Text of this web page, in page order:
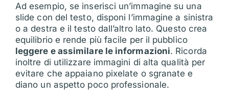
Ad esempio, se inserisci un’immagine su una
slide con del testo, disponi l’immagine a sinistra
o a destra e il testo dall’altro lato. Questo crea
equilibrio e rende più facile per il pubblico
leggere e assimilare le informazioni. Ricorda
inoltre di utilizzare immagini di alta qualità per
evitare che appaiano pixelate o sgranate e
diano un aspetto poco professionale.